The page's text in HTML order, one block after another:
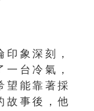
象深刻，
台冷氣，
望能靠著採
故事後，他